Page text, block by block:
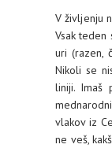
V življenju
Vsak
uri (razen,
Nikoli se
liniji. Imaš
vlakov iz
ne veš,